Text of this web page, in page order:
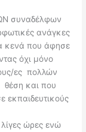
συναδέλφων
ανάγκες
κενά που άφησε
όχι μόνο
ες πολλών
θέση και που
εκπαιδευτικούς
ώρες ενώ